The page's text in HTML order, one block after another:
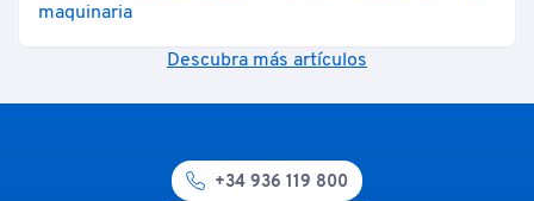
maquinaria
Descubra más artículos
+34 936 119 800